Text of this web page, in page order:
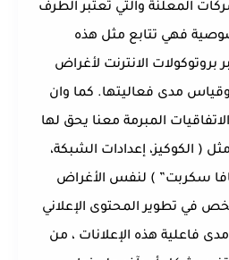
المعلنة والتي تعتبر الطرف
فهي تتابع مثل هذه
بروتوكولات الانترنت لأغراض
مدى فعاليتها. كما وان
المبرمة معنا يحق لها
( الكوكيز، إعدادات الشبكة،
سكربت” ) لنفس الأغراض
في تطوير المحتوى الإعلاني
فاعلية هذه الإعلانات ، من